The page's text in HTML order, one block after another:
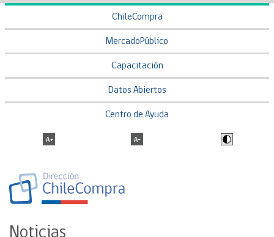
ChileCompra
MercadoPúblico
Capacitación
Datos Abiertos
Centro de Ayuda
Noticias